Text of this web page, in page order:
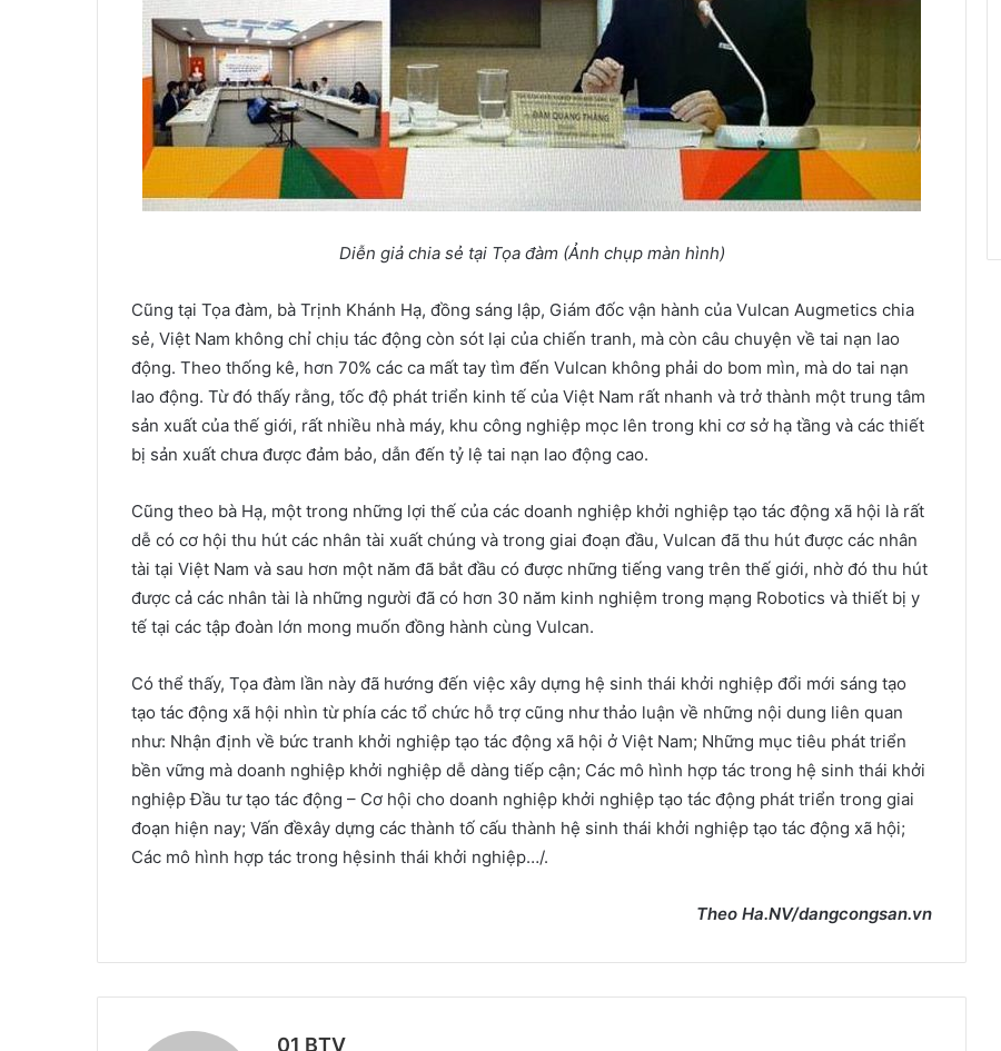
Diễn giảchia sẻ tại Tọa đàm (Ảnh chụp màn hình)
Cũng tại Tọa đàm, bà Trịnh Khánh Hạ, đồng sáng lập, Giám đốc vận hành của Vulcan Augmetics chia
sẻ, Việt Nam không chỉ chịu tác động còn sót lại của chiến tranh, mà còn câu chuyện về tai nạn lao
động. Theo thống kê, hơn 70% các ca mất tay tìm đến Vulcan không phải do bom mìn, mà do tai nạn
lao động. Từ đó thấy rằng, tốc độ phát triển kinh tế của Việt Nam rất nhanh và trở thành một trung tâm
sản xuất của thế giới, rất nhiều nhà máy, khu công nghiệp mọc lên trong khi cơ sở hạ tầng và các thiết
bị sản xuất chưa được đảm bảo, dẫn đến tỷ lệ tai nạn lao động cao.
Cũng theo bà Hạ, một trong những lợi thế của các doanh nghiệp khởi nghiệp tạo tác động xã hội là rất
dễ có cơ hội thu hút các nhân tài xuất chúng và trong giai đoạn đầu, Vulcan đã thu hút được các nhân
tài tại Việt Nam và sau hơn một năm đã bắt đầu có được những tiếng vang trên thế giới, nhờ đó thu hút
được cả các nhân tài là những người đã có hơn 30 năm kinh nghiệm trong mạng Robotics và thiết bị y
tế tại các tập đoàn lớn mong muốn đồng hành cùng Vulcan.
Có thể thấy, Tọa đàm lần này đã hướng đến việc xây dựng hệ sinh thái khởi nghiệp đổi mới sáng tạo
tạo tác động xã hội nhìn từ phía các tổ chức hỗ trợ cũng như thảo luận về những nội dung liên quan
như: Nhận định về bức tranh khởi nghiệp tạo tác động xã hội ở Việt Nam; Những mục tiêu phát triển
bền vững mà doanh nghiệp khởi nghiệp dễ dàng tiếp cận; Các mô hình hợp tác trong hệ sinh thái khởi
nghiệp Đầu tư tạo tác động – Cơ hội cho doanh nghiệp khởi nghiệp tạo tác động phát triển trong giai
đoạn hiện nay; Vấn đềxây dựng các thành tố cấu thành hệ sinh thái khởi nghiệp tạo tác động xã hội;
Các mô hình hợp tác trong hệsinh thái khởi nghiệp…/.
Theo Ha.NV/dangcongsan.vn
01 BTV